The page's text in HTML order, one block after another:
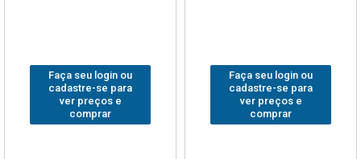
Faça seu login ou
cadastre-se para
ver preços e
comprar
Faça seu login ou
cadastre-se para
ver preços e
comprar